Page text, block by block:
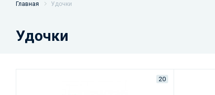
Главная Удочки
Удочки
20